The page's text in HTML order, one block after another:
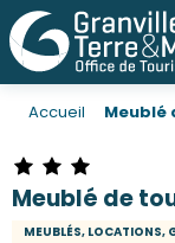
Accueil Meublé
Meublé de
MEUBLÉS, LOCATIONS,